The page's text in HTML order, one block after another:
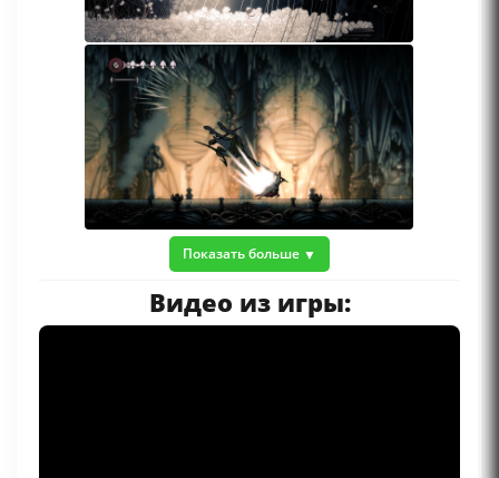
Показать больше
Видео из игры: